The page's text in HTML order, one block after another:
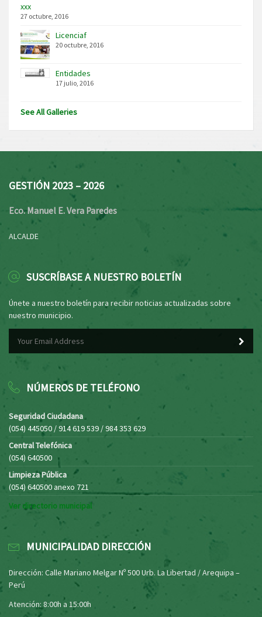
xxx
27 octubre, 2016
Licenciaf
20 octubre, 2016
Entidades
17 julio, 2016
See All Galleries
GESTIÓN 2023 – 2026
Eco. Manuel E. Vera Paredes
ALCALDE
SUSCRÍBASE A NUESTRO BOLETÍN
Únete a nuestro boletín para recibir noticias actualizadas sobre
nuestro municipio.
NÚMEROS DE TELÉFONO
Seguridad Ciudadana
(054) 445050 / 914 619 539 / 984 353 629
Central Telefónica
(054) 640500
Limpieza Pública
(054) 640500 anexo 721
Ver directorio municipal
MUNICIPALIDAD DIRECCIÓN
Dirección: Calle Mariano Melgar Nº 500 Urb. La Libertad / Arequipa –
Perú
Atención: 8:00h a 15:00h